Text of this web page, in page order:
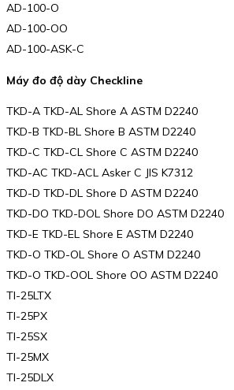
AD-100-O
AD-100-OO
AD-100-ASK-C
Máy đo độ dày Checkline
TKD-A TKD-AL Shore A ASTM D2240
TKD-B TKD-BL Shore B ASTM D2240
TKD-C TKD-CL Shore C ASTM D2240
TKD-AC TKD-ACL Asker C JIS K7312
TKD-D TKD-DL Shore D ASTM D2240
TKD-DO TKD-DOL Shore DO ASTM D2240
TKD-E TKD-EL Shore E ASTM D2240
TKD-O TKD-OL Shore O ASTM D2240
TKD-O TKD-OOL Shore OO ASTM D2240
TI-25LTX
TI-25PX
TI-25SX
TI-25MX
TI-25DLX